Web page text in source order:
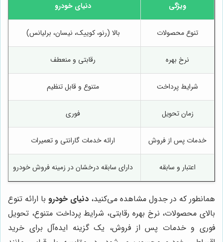
ویژگی دنیای خودرو
تنوع محصولات بالا (رنو، کوییک، نیسان، برلیانس)
نرخ بهره رقابتی و منعطف
شرایط پرداخت متنوع و قابل تنظیم
زمان تحویل فوری
خدمات پس از فروش ارائه خدمات گارانتی و تعمیرات
اعتبار و سابقه دارای سابقه درخشان در زمینه فروش خودرو
همانطور که در جدول مشاهده می‌کنید، دنیای خودرو با ارائه تنوع
بالای محصولات، نرخ بهره رقابتی، شرایط پرداخت متنوع، تحویل
فوری و خدمات پس از فروش، یک گزینه ایده‌آل برای خرید